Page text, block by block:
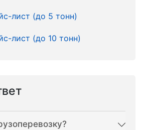
лист (до 5 тонн)
лист (до 10 тонн)